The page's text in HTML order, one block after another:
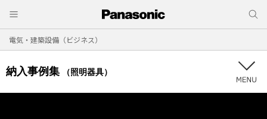
電気・建築設備（ビジネス）
納入事例集 （照明器具）